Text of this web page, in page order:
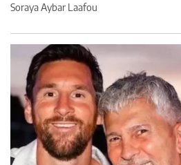
Soraya Aybar Laafou